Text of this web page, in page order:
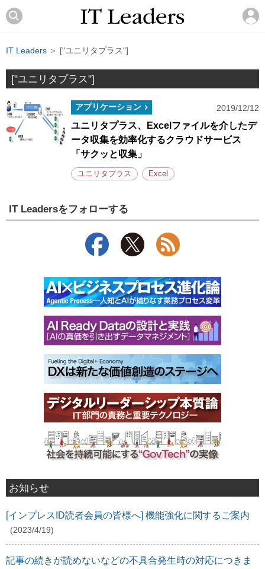
IT Leaders ＞ ["ユニリタプラス"]
["ユニリタプラス"]
アプリケーション 2019/12/12
ユニリタプラス、Excelファイルを介したデ
ータ収集を効率化するクラウドサービス
「サクッと収集」
ユニリタプラス Excel
IT Leadersをフォローする
お知らせ
[インプレスID読者会員の皆様へ] 機能強化に関するご案内
(2023/4/19)
記事の続きが読めないなどの不具合発生時の対応につきま